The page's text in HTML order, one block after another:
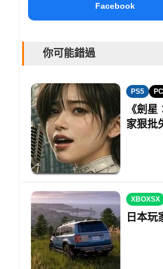
Facebook
你可能錯過
PS5 PC
《劍
家狠批
XBOXSX
日本玩